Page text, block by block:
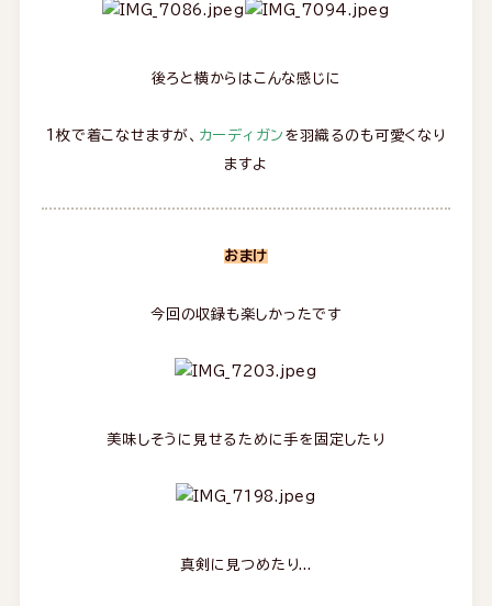
後ろと横からはこんな感じに
1枚で着こなせますが、 カーディガン を羽織るのも可愛くなり
ますよ
おまけ
今回の収録も楽しかったです
美味しそうに見せるために手を固定したり
真剣に見つめたり...